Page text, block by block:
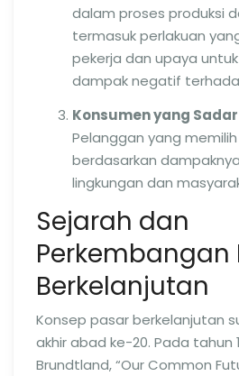
dalam proses produksi
termasuk perlakuan
pekerja dan upaya
dampak negatif
Konsumen yang
Pelanggan yang
berdasarkan
lingkungan dan
Sejarah dan
Perkembangan
Berkelanjutan
Konsep pasar berkelanjutan
akhir abad ke-20. Pada tahun
Brundtland, “Our Common